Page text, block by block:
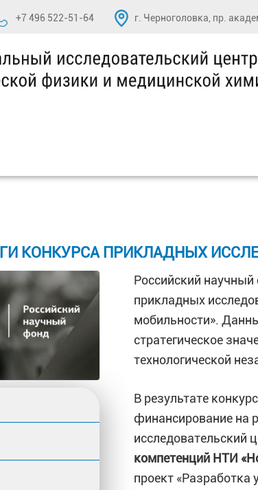
+7 496 522-51-64 г. Черноголовка, пр.
КОНКУРСА ПРИКЛАДНЫХ
Российский
прикладных
мобильности».
стратегическое
технологической
В результате
финансирование на
исследовательский
компетенций НТИ
проект «Разработка